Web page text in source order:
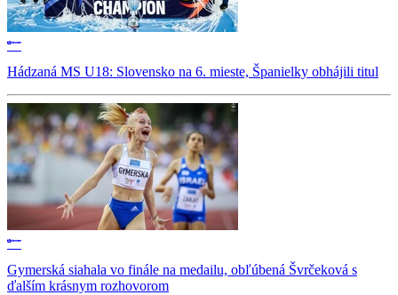
Hádzaná MS U18: Slovensko na 6. mieste, Španielky obhájili titul
Gymerská siahala vo finále na medailu, obľúbená Švrčeková s
ďalším krásnym rozhovorom